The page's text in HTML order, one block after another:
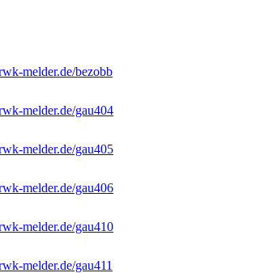
melder.de/bezobb
melder.de/gau404
melder.de/gau405
melder.de/gau406
melder.de/gau410
melder.de/gau411